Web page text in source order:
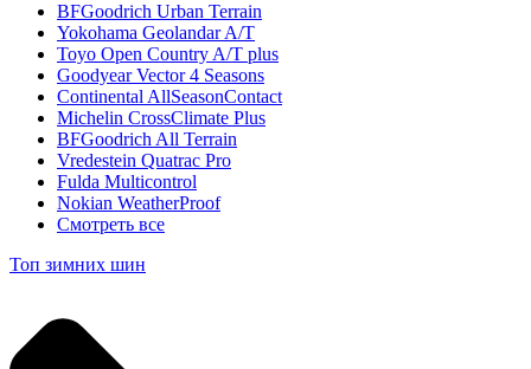
BFGoodrich Urban Terrain
Yokohama Geolandar A/T
Toyo Open Country A/T plus
Goodyear Vector 4 Seasons
Continental AllSeasonContact
Michelin CrossClimate Plus
BFGoodrich All Terrain
Vredestein Quatrac Pro
Fulda Multicontrol
Nokian WeatherProof
Смотреть все
Топ зимних шин